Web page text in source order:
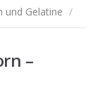
und Gelatine /
–